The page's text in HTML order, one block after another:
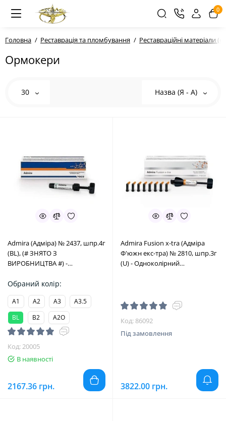
0
Головна Реставрація та пломбування Реставраційні матеріали
Ормокери
30 Назва (Я - А)
Admira (Адміра) № 2437, шпр.4г
(BL), (# ЗНЯТО З
ВИРОБНИЦТВА #) -
мікрогібридний (VOCO/Воко)
Обраний колір:
A1 A2 A3
A3.5
BL
B2 A2O
Код: 20005
В наявності
2167.36 грн.
Admira Fusion x-tra (Адміра
Ф'южн екс-тра) № 2810, шпр.3г
(U) - Одноколірний
Код: 86092
Під замовлення
3822.00 грн.